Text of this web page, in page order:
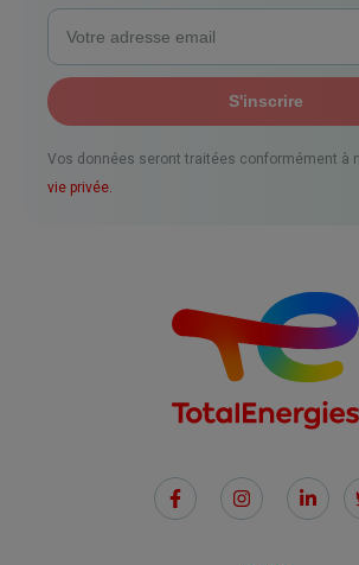
Vos données seront traitées conformément à
vie privée.
Social
Links